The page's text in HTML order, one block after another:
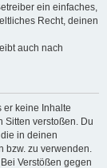
ein einfaches,
Recht, deinen
auch nach
er keine Inhalte
Sitten verstoßen. Du
in deinen
zu verwenden.
Verstößen gegen